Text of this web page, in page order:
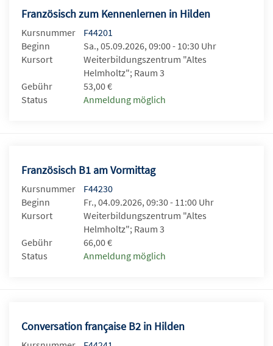
Französisch zum Kennenlernen in Hilden
Kursnummer
F44201
Beginn
Sa., 05.09.2026, 09:00 - 10:30 Uhr
Kursort
Weiterbildungszentrum "Altes
Helmholtz"; Raum 3
Gebühr
53,00 €
Status
Anmeldung möglich
Französisch B1 am Vormittag
Kursnummer
F44230
Beginn
Fr., 04.09.2026, 09:30 - 11:00 Uhr
Kursort
Weiterbildungszentrum "Altes
Helmholtz"; Raum 3
Gebühr
66,00 €
Status
Anmeldung möglich
Conversation française B2 in Hilden